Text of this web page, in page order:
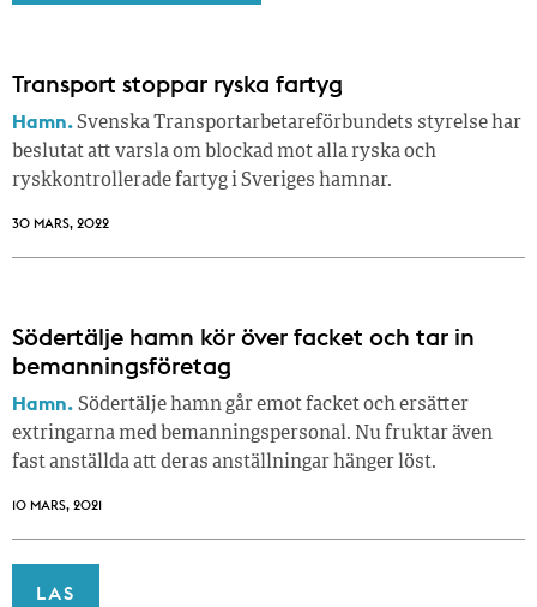
Transport stoppar ryska fartyg
Hamn.Svenska Transportarbetareförbundets styrelse har
beslutat att varsla om blockad mot alla ryska och
ryskkontrollerade fartyg i Sveriges hamnar.
30 MARS, 2022
Södertälje hamn kör över facket och tar in
bemanningsföretag
Hamn. Södertälje hamn går emot facket och ersätter
extringarna med bemanningspersonal. Nu fruktar även
fast anställda att deras anställningar hänger löst.
10 MARS, 2021
LAS